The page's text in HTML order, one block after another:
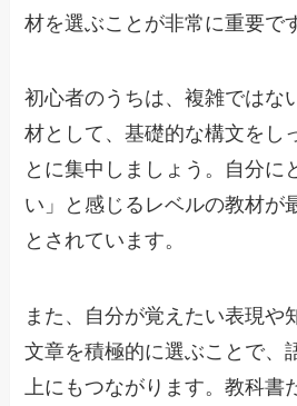
材を選ぶことが非常に重要で
初心者のうちは、複雑ではな
材として、基礎的な構文をし
とに集中しましょう。自分に
い」と感じるレベルの教材が
とされています。
また、自分が覚えたい表現や
文章を積極的に選ぶことで、
上にもつながります。教科書